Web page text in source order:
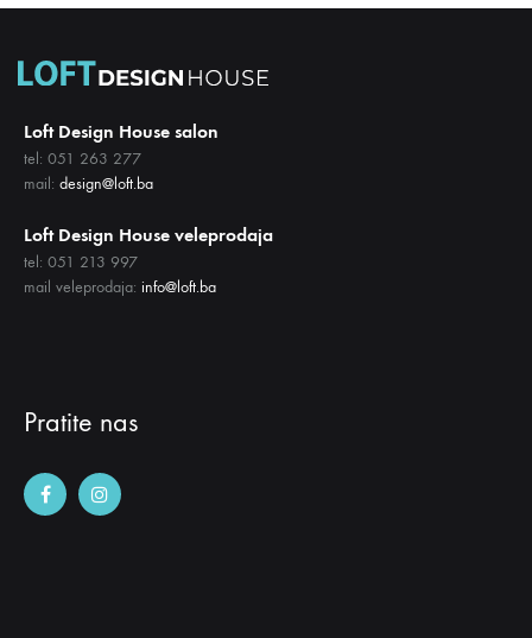
Loft Design House salon
tel: 051 263 277
mail: design@loft.ba
Loft Design House veleprodaja
tel: 051 213 997
mail veleprodaja: info@loft.ba
Pratite nas